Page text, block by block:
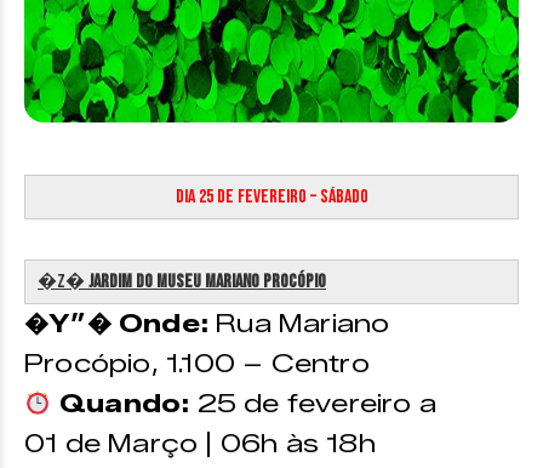
Dia 25 de Fevereiro – Sábado
�z�️ Jardim do Museu Mariano Procópio
�Y”� Onde: Rua Mariano
Procópio, 1.100 – Centro
Quando: 25 de fevereiro a
01 de Março | 06h às 18h